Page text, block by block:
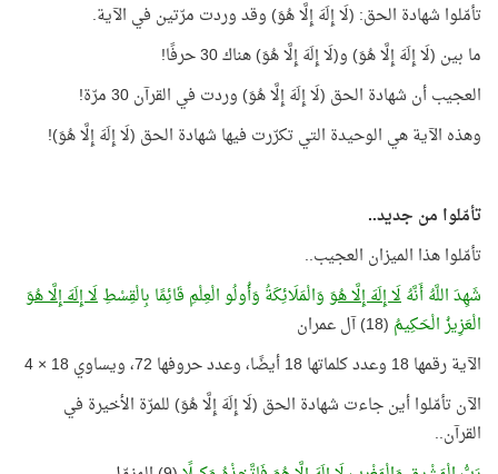
تأمّلوا شهادة الحق: (لَا إِلَهَ إِلَّا هُوَ) وقد وردت مرّتين في الآية.
ما بين (لَا إِلَهَ إِلَّا هُوَ) و(لَا إِلَهَ إِلَّا هُوَ) هناك 30 حرفًا!
العجيب أن شهادة الحق (لَا إِلَهَ إِلَّا هُوَ) وردت في القرآن 30 مرّة!
وهذه الآية هي الوحيدة التي تكرّرت فيها شهادة الحق (لَا إِلَهَ إِلَّا هُوَ)!
تأمّلوا من جديد..
تأمّلوا هذا الميزان العجيب..
شَهِدَ اللَّهُ أَنَّهُلَا إِلَهَ إِلَّا هُوَوَالْمَلَائِكَةُ وَأُولُو الْعِلْمِ قَائِمًا بِالْقِسْطِلَا إِلَهَ إِلَّا هُوَ
الْعَزِيزُ الْحَكِيمُ (18) آل عمران
الآية رقمها 18 وعدد كلماتها 18 أيضًا، وعدد حروفها 72، ويساوي 18 × 4
الآن تأمّلوا أين جاءت شهادة الحق (لَا إِلَهَ إِلَّا هُوَ) للمرّة الأخيرة في
القرآن..